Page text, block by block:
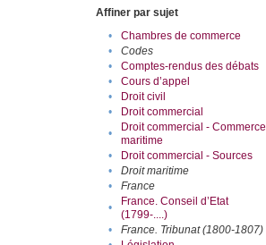
Affiner par sujet
•
Chambres de commerce
•
Codes
•
Comptes-rendus des débats
•
Cours d’appel
•
Droit civil
•
Droit commercial
•
Droit commercial - Commerce
maritime
• Droit commercial - Sources
•
Droit maritime
•
France
•
France. Conseil d’Etat
(1799-....)
• France. Tribunat (1800-1807)